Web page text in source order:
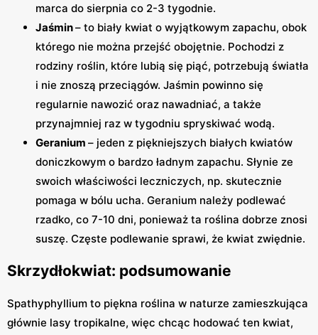
marca do sierpnia co 2-3 tygodnie.
Jaśmin– to biały kwiat o wyjątkowym zapachu, obok
którego nie można przejść obojętnie. Pochodzi z
rodziny roślin, które lubią się piąć, potrzebują światła
i nie znoszą przeciągów. Jaśmin powinno się
regularnie nawozić oraz nawadniać, a także
przynajmniej raz w tygodniu spryskiwać wodą.
Geranium – jeden z piękniejszych białych kwiatów
doniczkowym o bardzo ładnym zapachu. Słynie ze
swoich właściwości leczniczych, np. skutecznie
pomaga w bólu ucha. Geranium należy podlewać
rzadko, co 7-10 dni, ponieważ ta roślina dobrze znosi
suszę. Częste podlewanie sprawi, że kwiat zwiędnie.
Skrzydłokwiat: podsumowanie
Spathyphyllium to piękna roślina w naturze zamieszkująca
głównie lasy tropikalne, więc chcąc hodować ten kwiat,